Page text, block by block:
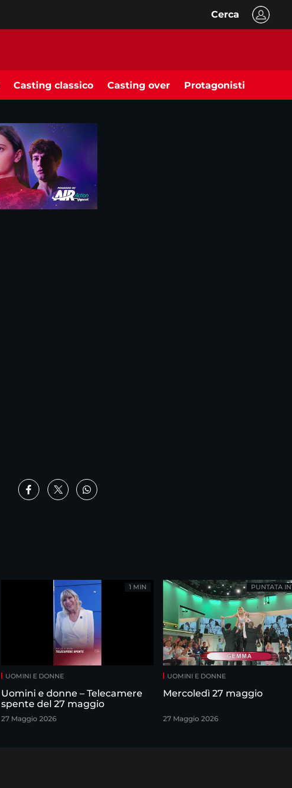
Cerca
Casting classico Casting over Protagonisti
UOMINI E DONNE
Uomini e donne – Telecamere
spente del 27 maggio
27 Maggio 2026
1 MIN
UOMINI E DONNE
Mercoledì 27 maggio
27 Maggio 2026
PUNTATA